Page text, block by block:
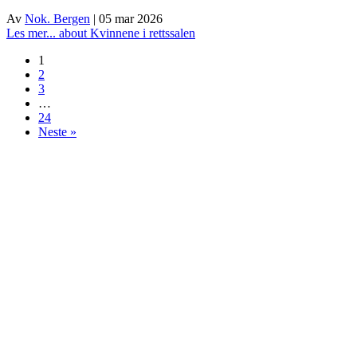
Av Nok. Bergen | 05 mar 2026
Les mer... about Kvinnene i rettssalen
1
2
3
…
24
Neste »